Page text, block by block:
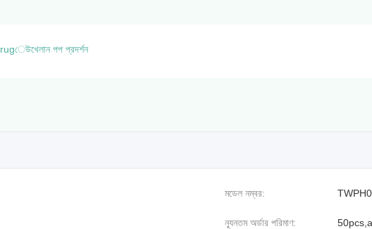
rugেউখেলান পপ প্রদর্শন
মডেল নম্বর:
ন্যূনতম অর্ডার পরিমাণ: